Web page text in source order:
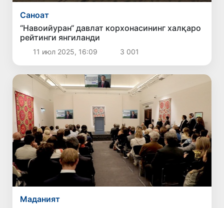
Саноат
“Навоийуран“ давлат корхонасининг халқаро
рейтинги янгиланди
11 июл 2025, 16:09 3 001
Маданият